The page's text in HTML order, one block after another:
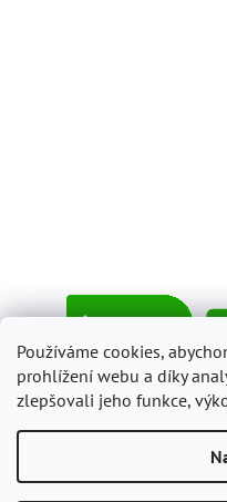
Používáme cookies,
prohlížení webu a díky
zlepšovali jeho funkce,